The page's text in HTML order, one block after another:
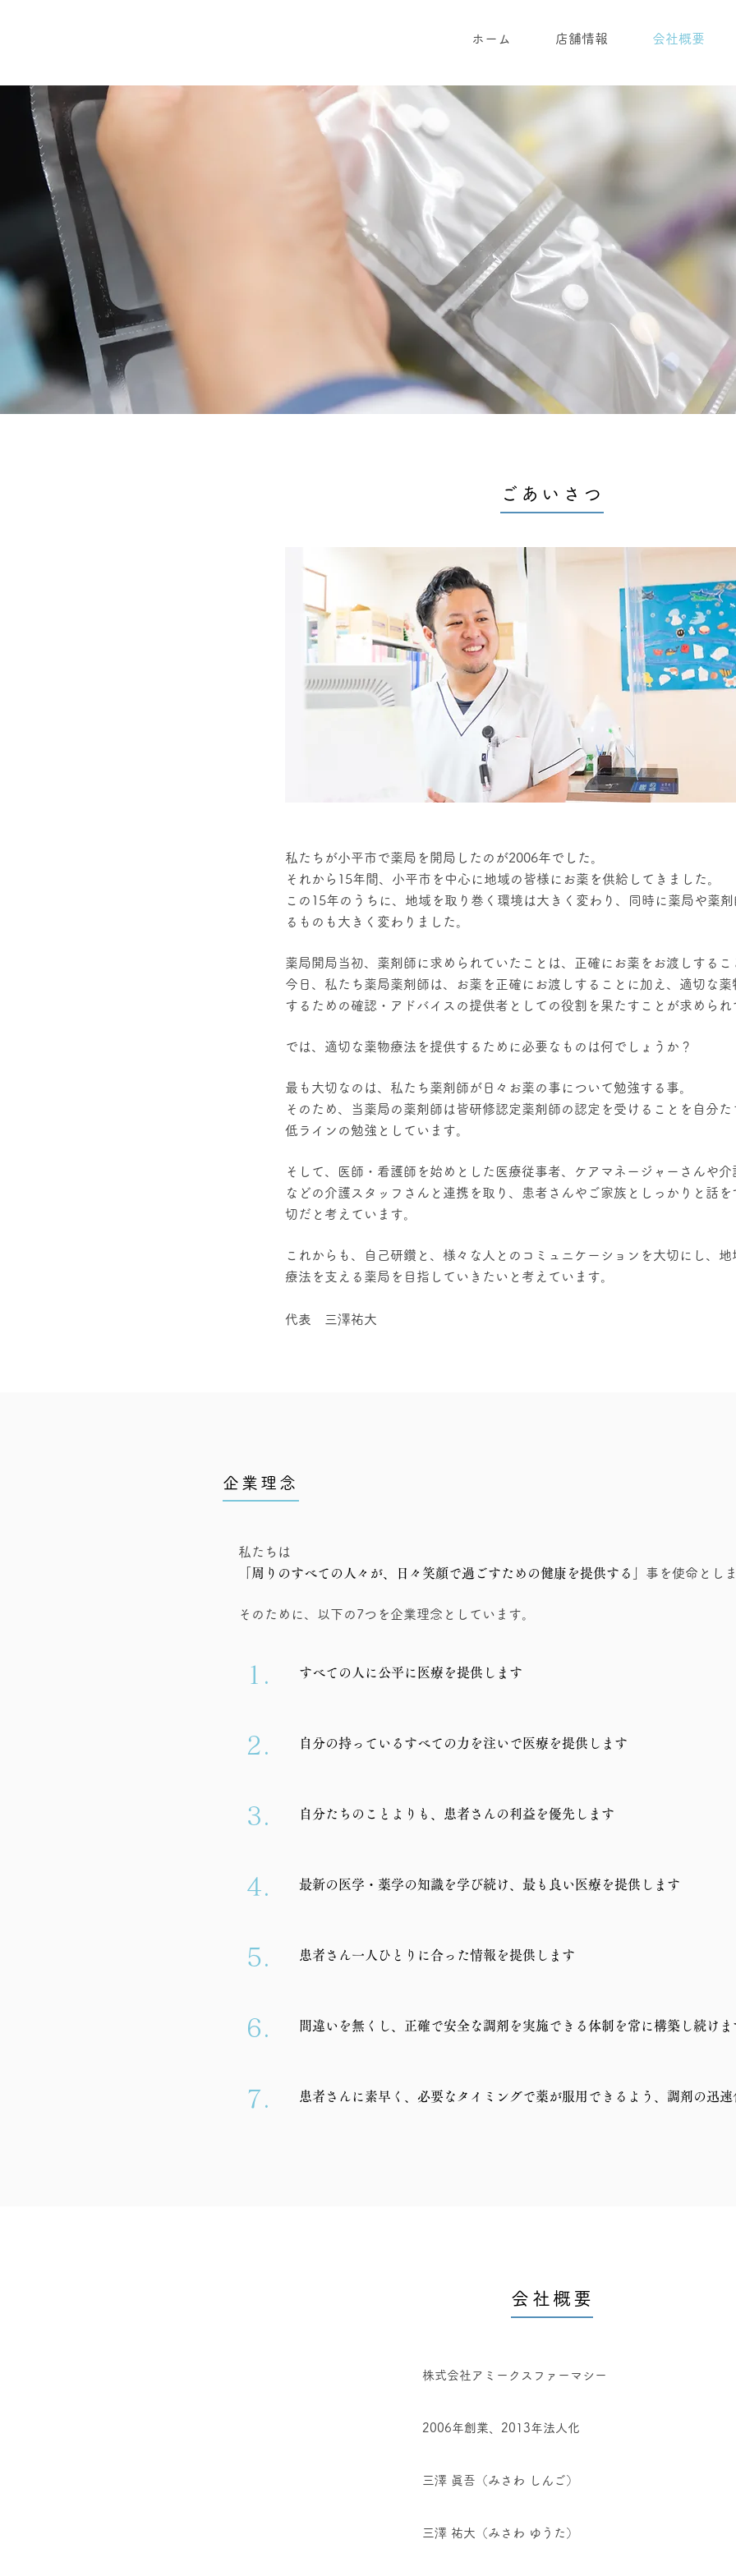
ホーム 店舗情報 会社概要
ごあいさつ
私たちが小平市で薬局を開局したのが2006年でした。
それから15年間、小平市を中心に地域の皆様にお薬を供給してきました。
この15年のうちに、地域を取り巻く環境は大きく変わり、同時に薬局や薬
るものも大きく変わりました。
薬局開局当初、薬剤師に求められていたことは、正確にお薬をお渡しするこ
今日、私たち薬局薬剤師は、お薬を正確にお渡しすることに加え、適切な薬
するための確認・アドバイスの提供者としての役割を果たすことが求められ
では、適切な薬物療法を提供するために必要なものは何でしょうか？
最も大切なのは、私たち薬剤師が日々お薬の事について勉強する事。
そのため、当薬局の薬剤師は皆研修認定薬剤師の認定を受けることを自分
低ラインの勉強としています。
そして、医師・看護師を始めとした医療従事者、ケアマネージャーさんや
などの介護スタッフさんと連携を取り、患者さんやご家族としっかりと話
切だと考えています。
これからも、自己研鑽と、様々な人とのコミュニケーションを大切にし、
療法を支える薬局を目指していきたいと考えています。
​代表 三澤祐大
企業理念
私たちは
「周りのすべての人々が、日々笑顔で過ごすための健康を提供する」 事を使命とし
そのために、以下の7つを企業理念としています。
1. すべての人に公平に医療を提供します
2. 自分の持っているすべての力を注いで医療を提供します
3. 自分たちのことよりも、患者さんの利益を優先します
4. 最新の医学・薬学の知識を学び続け、最も良い医療を提供します
5. 患者さん一人ひとりに合った情報を提供します
6. 間違いを無くし、正確で安全な調剤を実施できる体制を常に構築し続けま
7. 患者さんに素早く、必要なタイミングで薬が服用できるよう、調剤の迅
会社概要
株式会社アミークスファーマシー
2006年創業、2013年法人化
三澤 眞吾（みさわ しんご）
三澤 祐大（みさわ ゆうた）